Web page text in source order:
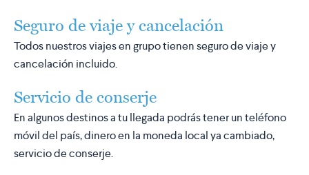
Seguro de viaje y cancelación
Todos nuestros viajes en grupo tienen seguro de viaje y
cancelación incluido.
Servicio de conserje
En algunos destinos a tu llegada podrás tener un teléfono
móvil del país, dinero en la moneda local ya cambiado,
servicio de conserje.